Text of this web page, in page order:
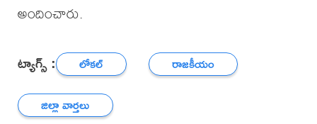
అందించారు.
ట్యాగ్స్ : లోకల్
రాజకీయం
జిల్లా వార్తలు